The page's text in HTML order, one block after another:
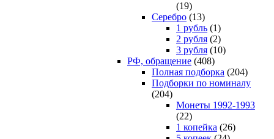
(19)
Серебро (13)
1 рубль (1)
2 рубля (2)
3 рубля (10)
РФ, обращение (408)
Полная подборка (204)
Подборки по номиналу
(204)
Монеты 1992-1993
(22)
1 копейка (26)